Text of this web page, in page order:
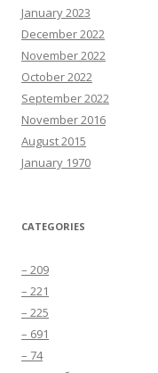
January 2023
December 2022
November 2022
October 2022
September 2022
November 2016
August 2015
January 1970
CATEGORIES
– 209
– 221
– 225
– 691
– 74